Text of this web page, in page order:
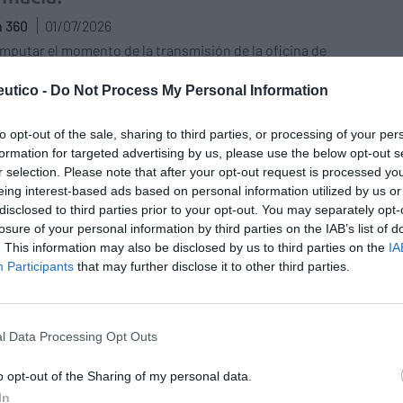
- Do Not Process My Personal Information
opt-out of the sale, sharing to third parties, or processing of your
for targeted advertising by us, please use the below opt-out
selection. Please note that after your opt-out request is processed
interest-based ads based on personal information utilized by us
to third parties prior to your opt-out. You may separately
of your personal information by third parties on the IAB’s list of
This information may also be disclosed by us to third parties on the
Participants that may further disclose it to other third parties.
Data Processing Opt Outs
opt-out of the Sharing of my personal data.
360
01/07/2026
el momento de la transmisión de la oficina de
a la fecha de autorización de funcionamiento? A esta
responde Félix Ángel Fernández Lucas, abogado y
del cúter y del celo: la revolución
llega a la farmacia
15/06/2026
en vigor del Real Decreto 468/2026, el paso del
al identificador único va más allá de un cambio
de procesos en farmacia
mejora la eficiencia y la
asistencial